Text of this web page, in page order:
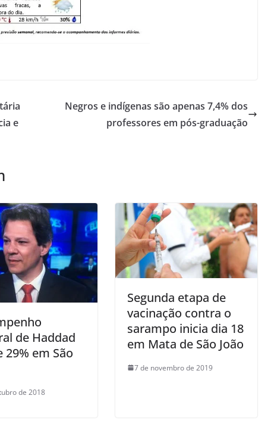
e
Negros e indígenas são apenas 7,4% dos
professores em pós-graduação
de Haddad
29% em São
de 2018
Segunda etapa de
vacinação contra o
sarampo inicia dia 18
em Mata de São João
7 de novembro de 2019